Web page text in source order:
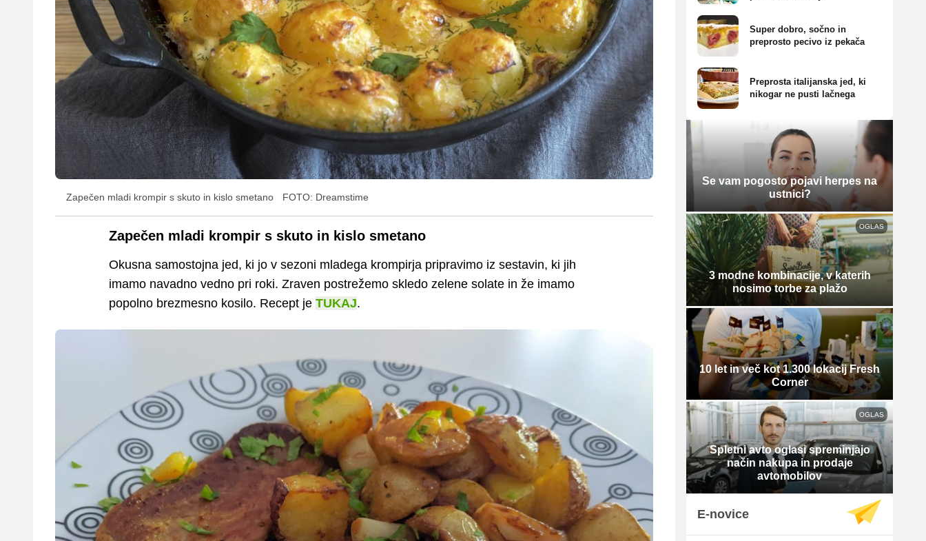
Zapečen mladi krompir s skuto in kislo smetano FOTO: Dreamstime
Zapečen mladi krompir s skuto in kislo smetano
Okusna samostojna jed, ki jo v sezoni mladega krompirja pripravimo iz sestavin, ki jih
imamo navadno vedno pri roki. Zraven postrežemo skledo zelene solate in že imamo
popolno brezmesno kosilo. Recept je TUKAJ.
Super dobro, sočno in
preprosto pecivo iz pekača
Preprosta italijanska jed, ki
nikogar ne pusti lačnega
Se vam pogosto pojavi herpes na
ustnici?
OGLAS
3 modne kombinacije, v katerih
nosimo torbe za plažo
10 let in več kot 1.300 lokacij Fresh
Corner
OGLAS
Spletni avto oglasi spreminjajo
način nakupa in prodaje
avtomobilov
E-novice